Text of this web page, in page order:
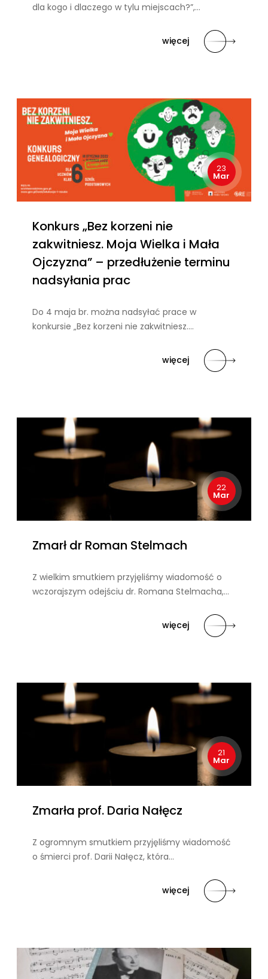
dla kogo i dlaczego w tylu miejscach?”,…
więcej
23
Mar
Konkurs „Bez korzeni nie
zakwitniesz. Moja Wielka i Mała
Ojczyzna” – przedłużenie terminu
nadsyłania prac
Do 4 maja br. można nadsyłać prace w
konkursie „Bez korzeni nie zakwitniesz….
więcej
22
Mar
Zmarł dr Roman Stelmach
Z wielkim smutkiem przyjęliśmy wiadomość o
wczorajszym odejściu dr. Romana Stelmacha,…
więcej
21
Mar
Zmarła prof. Daria Nałęcz
Z ogromnym smutkiem przyjęliśmy wiadomość
o śmierci prof. Darii Nałęcz, która…
więcej